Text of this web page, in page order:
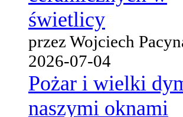
świetlicy
przez Wojciech
2026-07-04
Pożar i wielki
naszymi oknami